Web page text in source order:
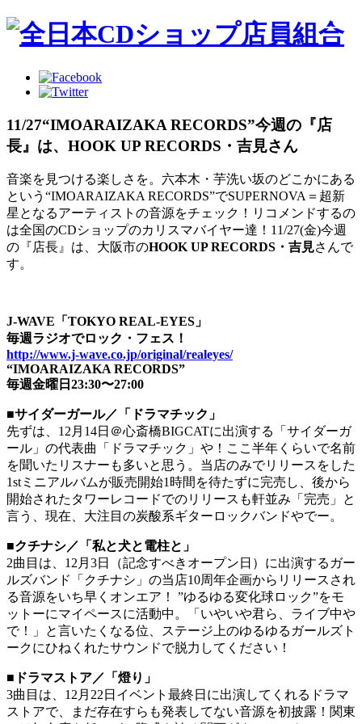
11/27“IMOARAIZAKA RECORDS”今週の『店
長』は、HOOK UP RECORDS・吉見さん
音楽を見つける楽しさを。六本木・芋洗い坂のどこかにある
という“IMOARAIZAKA RECORDS”でSUPERNOVA＝超新
星となるアーティストの音源をチェック！リコメンドするの
は全国のCDショップのカリスマバイヤー達！11/27(金)今週
の『店長』は、大阪市のHOOK UP RECORDS・吉見さんで
す。
J-WAVE「TOKYO REAL-EYES」
毎週ラジオでロック・フェス！
http://www.j-wave.co.jp/original/realeyes/
“IMOARAIZAKA RECORDS”
毎週金曜日23:30〜27:00
■サイダーガール／「ドラマチック」
先ずは、12月14日＠心斎橋BIGCATに出演する「サイダーガ
ール」の代表曲「ドラマチック」や！ここ半年くらいで名前
を聞いたリスナーも多いと思う。当店のみでリリースをした
1stミニアルバムが販売開始1時間を待たずに完売し、後から
開始されたタワーレコードでのリリースも軒並み「完売」と
言う、現在、大注目の炭酸系ギターロックバンドやでー。
■クチナシ／「私と犬と電柱と」
2曲目は、12月3日（記念すべきオープン日）に出演するガー
ルズバンド「クチナシ」の当店10周年企画からリリースされ
る音源をいち早くオンエア！ ”ゆるゆる変化球ロック”をモ
ットーにマイペースに活動中。「いやいや君ら、ライブ中や
で！」と言いたくなる位、ステージ上のゆるゆるガールズト
ークにひねくれたサウンドで脱力してください！
■ドラマストア／「燈り」
3曲目は、12月22日イベント最終日に出演してくれるドラマ
ストアで、まだ存在すらも発表してない音源を初披露！関東